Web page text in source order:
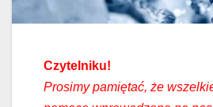
Czytelniku!
Prosimy pamiętać, że